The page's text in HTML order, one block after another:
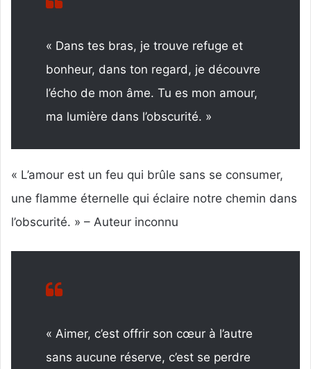
« Dans tes bras, je trouve refuge et
bonheur, dans ton regard, je découvre
l’écho de mon âme. Tu es mon amour,
ma lumière dans l’obscurité. »
« L’amour est un feu qui brûle sans se consumer,
une flamme éternelle qui éclaire notre chemin dans
l’obscurité. » – Auteur inconnu
« Aimer, c’est offrir son cœur à l’autre
sans aucune réserve, c’est se perdre